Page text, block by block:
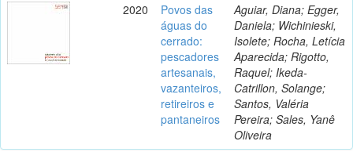
2020
Povos das
águas do
cerrado:
pescadores
artesanais,
vazanteiros,
retireiros e
pantaneiros
Aguiar, Diana; Egger,
Daniela; Wichinieski,
Isolete; Rocha, Letícia
Aparecida; Rigotto,
Raquel; Ikeda-
Catrillon, Solange;
Santos, Valéria
Pereira; Sales, Yanê
Oliveira